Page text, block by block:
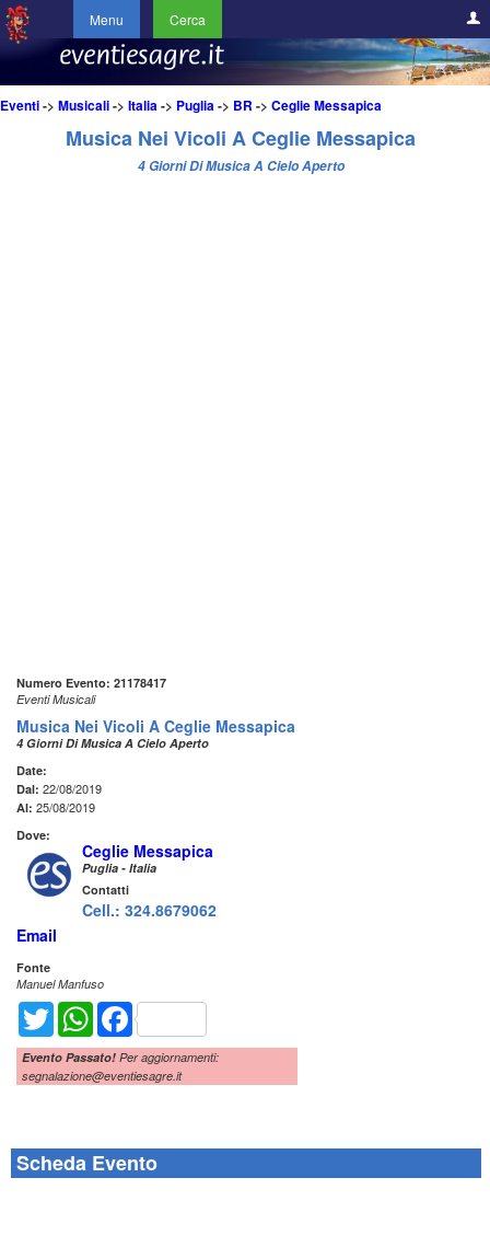
Menu Cerca
Eventi-> Musicali-> Italia-> Puglia-> BR -> Ceglie Messapica
Musica Nei Vicoli A Ceglie Messapica
4 Giorni Di Musica A Cielo Aperto
Numero Evento: 21178417
Eventi Musicali
Musica Nei Vicoli A Ceglie Messapica
4 Giorni Di Musica A Cielo Aperto
Date:
Dal: 22/08/2019
Al: 25/08/2019
Dove:
Ceglie Messapica
Puglia - Italia
Contatti
Cell.: 324.8679062
Email
Fonte
Manuel Manfuso
Twitter WhatsAppFacebook
Evento Passato! Per aggiornamenti:
segnalazione@eventiesagre.it
Scheda Evento